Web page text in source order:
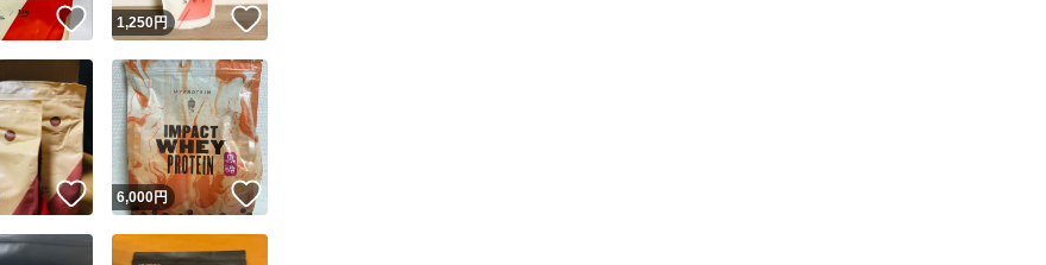
発送
実績に基づく表示であり、発送を保証しているものではありません
安心発送
このユーザーは高頻度で24時間以内＆設定した発送日数内に発送してい
ます
発送 このユーザーは高頻度で24時間以内に発送しています
出品ページへ
キャンセル
いいね！
1,250円 いいね！
いいね！
6,000円